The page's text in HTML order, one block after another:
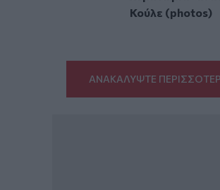
Κούλε (photos)
ΑΝΑΚΑΛΥΨΤΕ